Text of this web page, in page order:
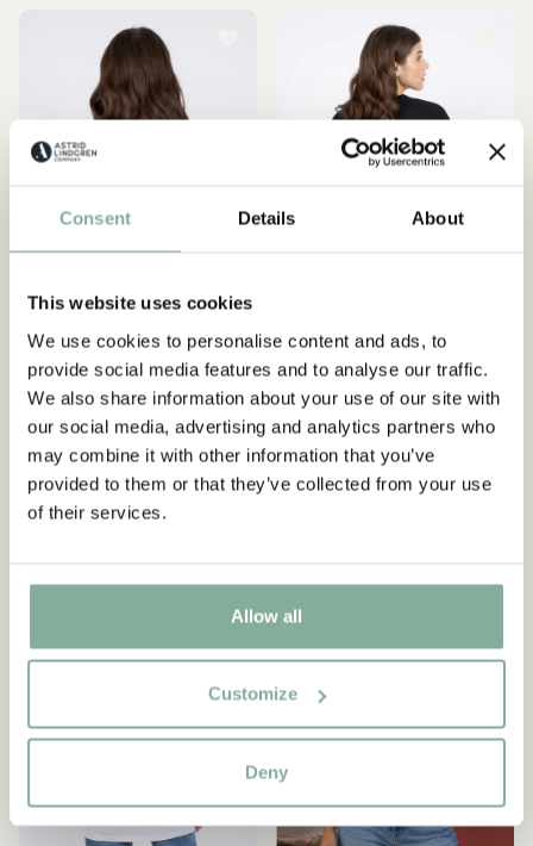
Consent Details About
This website uses cookies
We use cookies to personalise content and ads, to
provide social media features and to analyse our traffic.
We also share information about your use of our site with
our social media, advertising and analytics partners who
may combine it with other information that you’ve
provided to them or that they’ve collected from your use
of their services.
Allow all
Customize
Deny
T-Shirt Pippi Langstrumpf
im Nachthemd - Weiß
54.90 EUR
GRÖSSE WÄHLEN
T-Shirt Pippi Langstrumpf
spitzt hervor - Schwarz
54.90 EUR
GRÖSSE WÄHLEN